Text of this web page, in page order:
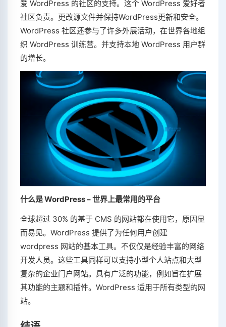
爱 WordPress 的社区的支持。这个 WordPress 爱好者
社区负责。更改源文件并保持WordPress更新和安全。
WordPress 社区还参与了许多外展活动，在世界各地组
织 WordPress 训练营。并支持本地 WordPress 用户群
的增长。
什么是 WordPress – 世界上最常用的平台
全球超过 30% 的基于 CMS 的网站都在使用它，原因显
而易见。WordPress 提供了为任何用户创建
wordpress 网站的基本工具。不仅仅是经验丰富的网络
开发人员。这些工具同样可以支持小型个人站点和大型
复杂的企业门户网站。具有广泛的功能，例如旨在扩展
其功能的主题和插件。WordPress 适用于所有类型的网
站。